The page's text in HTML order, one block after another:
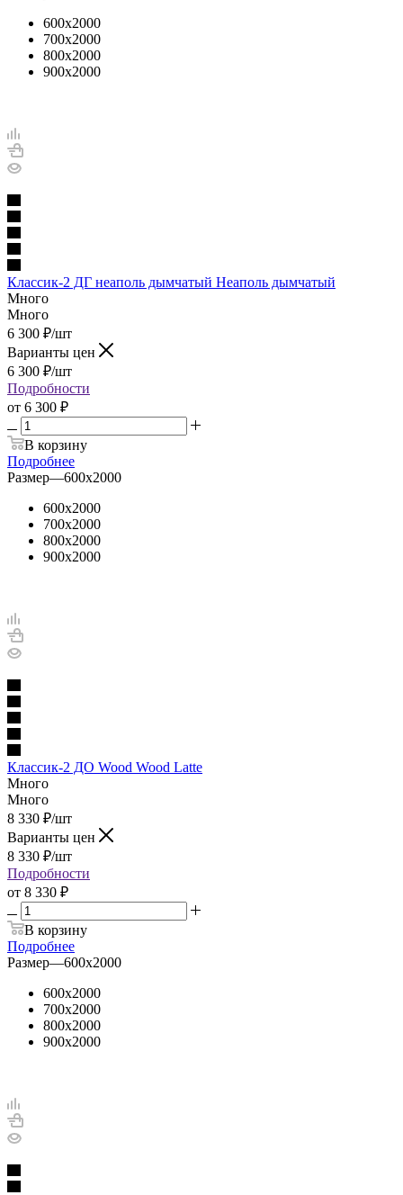
600х2000
700х2000
800х2000
900х2000
Классик-2 ДГ неаполь дымчатый Неаполь дымчатый
Много
Много
6 300 ₽/шт
Варианты цен
6 300 ₽/шт
Подробности
от 6 300 ₽
В корзину
Подробнее
Размер—600х2000
600х2000
700х2000
800х2000
900х2000
Классик-2 ДО Wood Wood Latte
Много
Много
8 330 ₽/шт
Варианты цен
8 330 ₽/шт
Подробности
от 8 330 ₽
В корзину
Подробнее
Размер—600х2000
600х2000
700х2000
800х2000
900х2000